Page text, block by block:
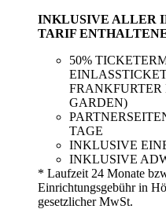
INKLUSIVE ALLER
TARIF
50%
FRANKFURTER
GARDEN)
TAGE
INKLUSIVE
INKLUSIVE
* Laufzeit 24 Monate
Einrichtungsgebühr in
gesetzlicher MwSt.